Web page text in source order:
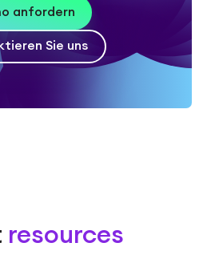
anfordern
Sie uns
resources